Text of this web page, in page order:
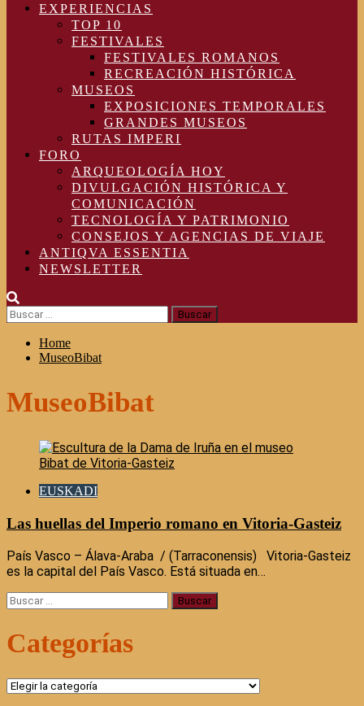
EXPERIENCIAS
TOP 10
FESTIVALES
FESTIVALES ROMANOS
RECREACIÓN HISTÓRICA
MUSEOS
EXPOSICIONES TEMPORALES
GRANDES MUSEOS
RUTAS IMPERI
FORO
ARQUEOLOGÍA HOY
DIVULGACIÓN HISTÓRICA Y
COMUNICACIÓN
TECNOLOGÍA Y PATRIMONIO
CONSEJOS Y AGENCIAS DE VIAJE
ANTIQVA ESSENTIA
NEWSLETTER
Buscar:
Home
MuseoBibat
MuseoBibat
EUSKADI
Las huellas del Imperio romano en Vitoria-Gasteiz
País Vasco – Álava-Araba / (Tarraconensis) Vitoria-Gasteiz
es la capital del País Vasco. Está situada en…
Buscar:
Categorías
Categorías